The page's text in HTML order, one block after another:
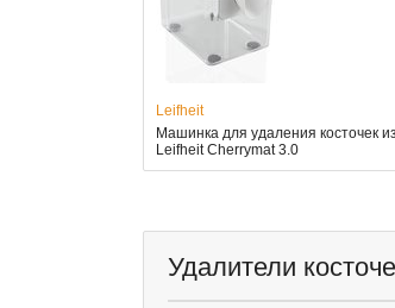
Leifheit
Машинка для удаления косточек
Leifheit Cherrymat 3.0
Удалители